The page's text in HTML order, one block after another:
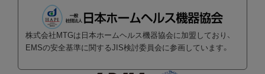
株式会社MTGは日本ホームヘルス機器協会に加盟しており、
EMSの安全基準に関するJIS検討委員会に参画しています。